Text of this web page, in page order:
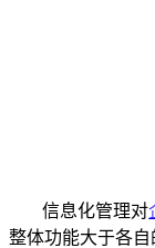
信息化管理对
整体功能大于各